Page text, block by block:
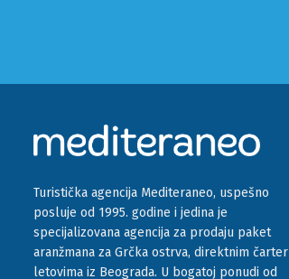
Turistička agencija Mediteraneo, uspešno
posluje od 1995. godine i jedina je
specijalizovana agencija za prodaju paket
aranžmana za Grčka ostrva, direktnim čarter
letovima iz Beograda. U bogatoj ponudi od